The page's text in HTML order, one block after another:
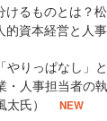
けるものとは？
資本経営と人事
やりっぱなし」
・人事担当者の
氏）
NEW